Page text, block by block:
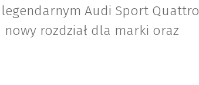
Audi Sport Quattro
rozdział dla marki oraz